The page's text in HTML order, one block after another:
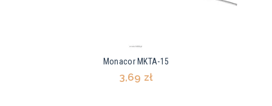
Monacor MKTA-15
3,69 zł